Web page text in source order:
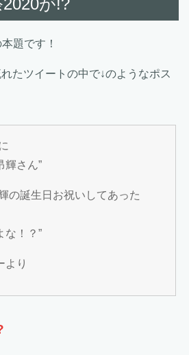
2020が!?
題です！
たツイートの中で↓のようなポス
輝さん”
の誕生日お祝いしてあった
な！？”
より